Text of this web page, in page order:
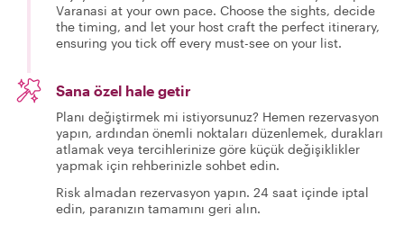
Varanasi at your own pace. Choose the sights, decide
the timing, and let your host craft the perfect itinerary,
ensuring you tick off every must-see on your list.
Sana özel hale getir
Planı değiştirmek mi istiyorsunuz? Hemen rezervasyon
yapın, ardından önemli noktaları düzenlemek, durakları
atlamak veya tercihlerinize göre küçük değişiklikler
yapmak için rehberinizle sohbet edin.
Risk almadan rezervasyon yapın. 24 saat içinde iptal
edin, paranızın tamamını geri alın.